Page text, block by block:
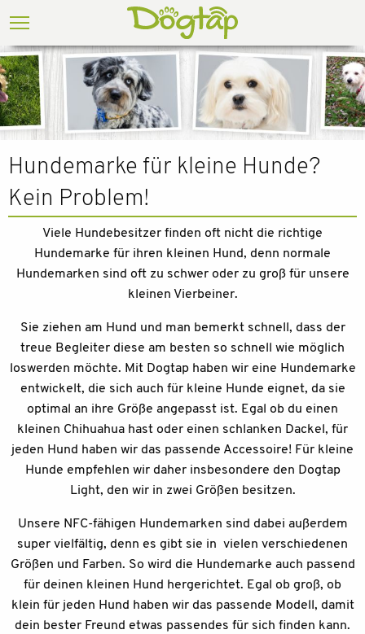
Hundemarke für kleine Hunde?
Kein Problem!
Viele Hundebesitzer finden oft nicht die richtige
Hundemarke für ihren kleinen Hund, denn normale
Hundemarken sind oft zu schwer oder zu groß für unsere
kleinen Vierbeiner.
Sie ziehen am Hund und man bemerkt schnell, dass der
treue Begleiter diese am besten so schnell wie möglich
loswerden möchte. Mit Dogtap haben wir eine Hundemarke
entwickelt, die sich auch für kleine Hunde eignet, da sie
optimal an ihre Größe angepasst ist. Egal ob du einen
kleinen Chihuahua hast oder einen schlanken Dackel, für
jeden Hund haben wir das passende Accessoire! Für kleine
Hunde empfehlen wir daher insbesondere den Dogtap
Light, den wir in zwei Größen besitzen.
Unsere NFC-fähigen Hundemarken sind dabei außerdem
super vielfältig, denn es gibt sie in vielen verschiedenen
Größen und Farben. So wird die Hundemarke auch passend
für deinen kleinen Hund hergerichtet. Egal ob groß, ob
klein für jeden Hund haben wir das passende Modell, damit
dein bester Freund etwas passendes für sich finden kann.